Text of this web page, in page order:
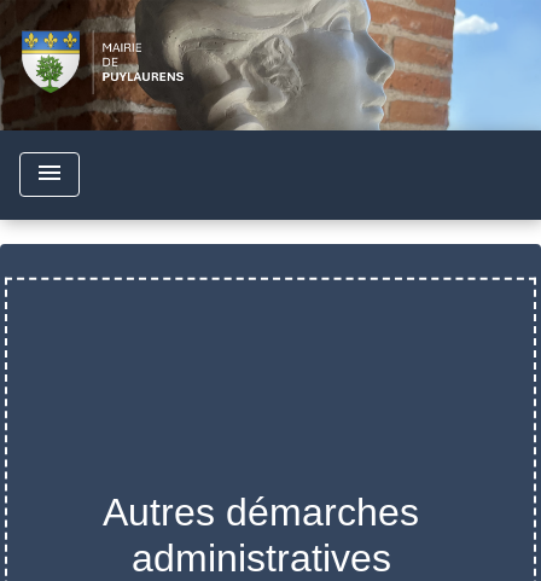
menu
Autres démarches
administratives